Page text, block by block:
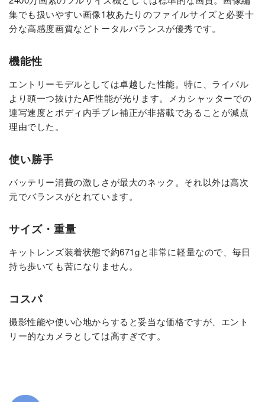
集でも扱いやすい画像1枚あたりのファイルサイズと必要十
分な高感度画質などトータルバランスが優秀です。
機能性
エントリーモデルとしては卓越した性能。特に、ライバル
より頭一つ抜けたAF性能が光ります。メカシャッターでの
連写速度とボディ内手ブレ補正が非搭載であることが減点
理由でした。
使い勝手
バッテリー消費の激しさが最大のネック。それ以外は高次
元でバランスがとれています。
サイズ・重量
キットレンズ装着状態で約671gと非常に軽量なので、毎日
持ち歩いても苦になりません。
コスパ
撮影性能や使い心地からすると妥当な価格ですが、エント
リー的なカメラとしては高すぎです。